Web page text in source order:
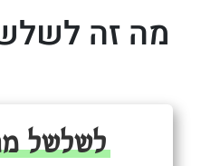
מה זה
לשלשל